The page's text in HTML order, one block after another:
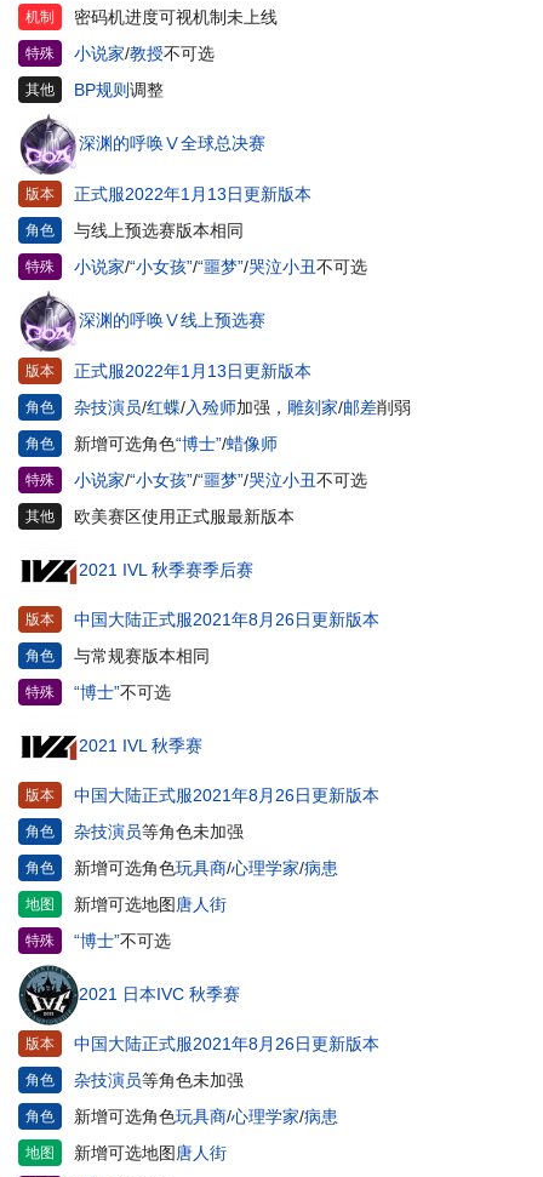
机制 密码机进度可视机制未上线
特殊 小说家/教授不可选
其他 BP规则调整
深渊的呼唤Ⅴ全球总决赛
版本 正式服2022年1月13日更新版本
角色 与线上预选赛版本相同
特殊 小说家/“小女孩”/“噩梦”/哭泣小丑不可选
深渊的呼唤Ⅴ线上预选赛
版本 正式服2022年1月13日更新版本
角色 杂技演员/红蝶/入殓师加强， 雕刻家/邮差削弱
角色 新增可选角色“博士”/蜡像师
特殊 小说家/“小女孩”/“噩梦”/哭泣小丑不可选
其他 欧美赛区使用正式服最新版本
2021 IVL 秋季赛季后赛
版本 中国大陆正式服2021年8月26日更新版本
角色 与常规赛版本相同
特殊 “博士”不可选
2021 IVL 秋季赛
版本 中国大陆正式服2021年8月26日更新版本
角色 杂技演员等角色未加强
角色 新增可选角色玩具商/心理学家/病患
地图 新增可选地图 唐人街
特殊 “博士”不可选
2021 日本IVC 秋季赛
版本 中国大陆正式服2021年8月26日更新版本
角色 杂技演员等角色未加强
角色 新增可选角色玩具商/心理学家/病患
地图 新增可选地图 唐人街